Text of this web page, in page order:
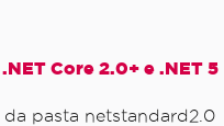
Core 2.0+ e .NET 5
pasta netstandard2.0